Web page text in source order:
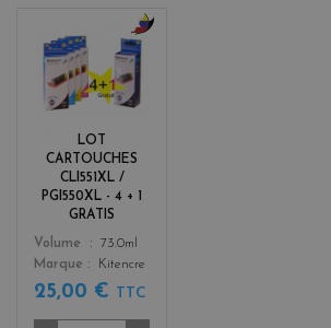
LOT
CARTOUCHES
CLI551XL /
PGI550XL - 4 + 1
GRATIS
Color
b
l
a
c
+
Volume
73.0ml
Marque
Kitencre
25,00 € TTC